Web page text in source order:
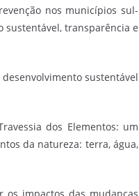
nos municípios sul-
sustentável, transparência e
sustentável
dos Elementos: um
da natureza: terra, água,
os impactos das mudanças